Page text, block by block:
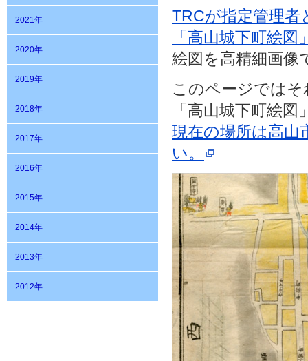
2021年
2020年
2019年
2018年
2017年
2016年
2015年
2014年
2013年
2012年
TRCが指定管理者
「高山城下町絵
絵図を高精細画像
このページではそ
「高山城下町絵
現在の場所は高山
い。